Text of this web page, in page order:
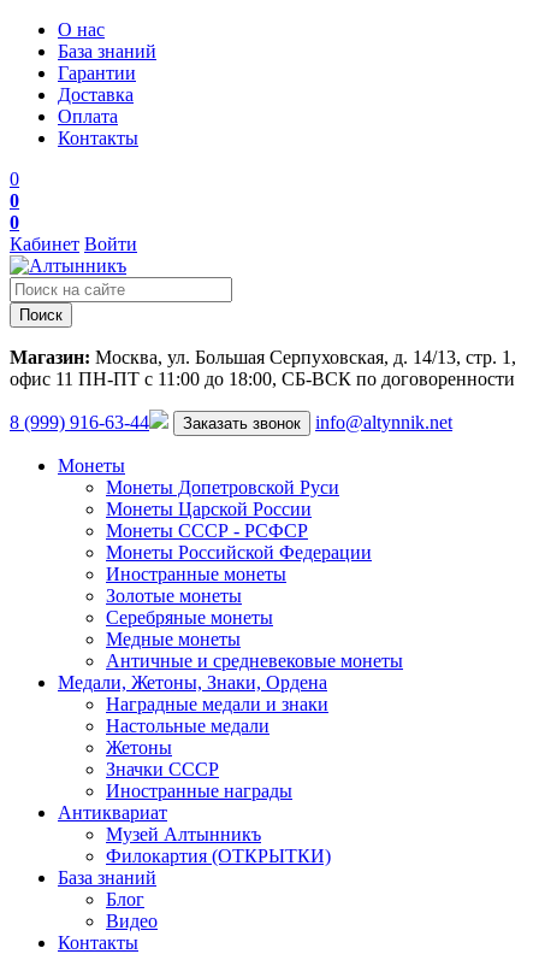
О нас
База знаний
Гарантии
Доставка
Оплата
Контакты
0
0
0
Кабинет Войти
Поиск
Магазин: Москва, ул. Большая Серпуховская, д. 14/13, стр. 1,
офис 11 ПН-ПТ с 11:00 до 18:00, СБ-ВСК по договоренности
8 (999) 916-63-44 Заказать звонок info@altynnik.net
Монеты
Монеты Допетровской Руси
Монеты Царской России
Монеты СССР - РСФСР
Монеты Российской Федерации
Иностранные монеты
Золотые монеты
Серебряные монеты
Медные монеты
Античные и средневековые монеты
Медали, Жетоны, Знаки, Ордена
Наградные медали и знаки
Настольные медали
Жетоны
Значки СССР
Иностранные награды
Антиквариат
Музей Алтынникъ
Филокартия (ОТКРЫТКИ)
База знаний
Блог
Видео
Контакты